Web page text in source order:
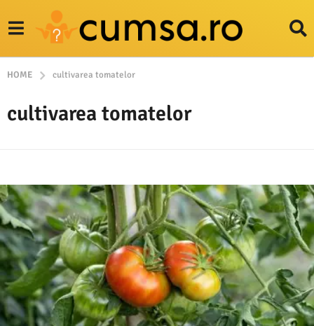
HOME cultivarea tomatelor
cultivarea tomatelor